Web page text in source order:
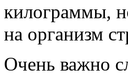
килограммы,
на организм
Очень важно